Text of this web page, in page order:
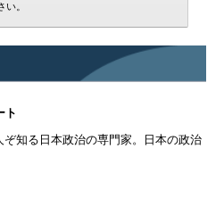
い。
ト
知る日本政治の専門家。日本の政治